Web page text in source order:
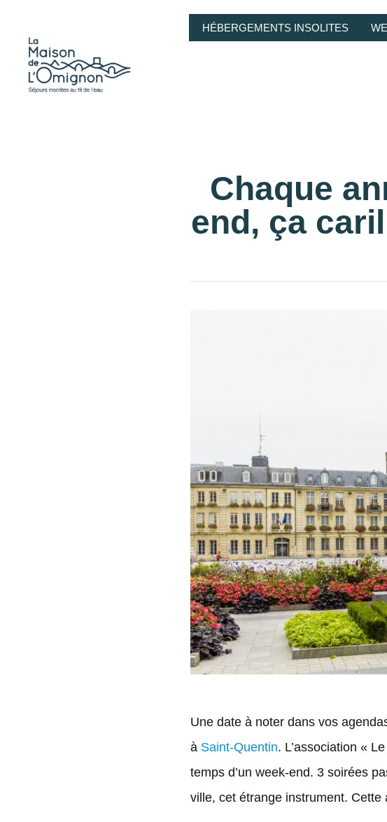
HÉBERGEMENTS INSOLITES
Chaque
end, ça
Une date à noter dans vos
à Saint-Quentin. L’association «
temps d’un week-end. 3 soirées
ville, cet étrange instrument. Cette